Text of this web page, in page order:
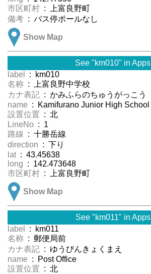
市区町村 : 上富良野町
備考 : バス停ポールなし
Show Map
See "km010" in Apps
label
: km010
名称 : 上富良野中学校
カナ表記 : かみふらのちゅうがっこう
name : Kamifurano Junior High School
設置位置 : 北
LineNo : 1
路線 : 十勝岳線
direction : 下り
lat : 43.45638
long : 142.473648
市区町村 : 上富良野町
Show Map
See "km011" in Apps
label
: km011
名称 : 郵便局前
カナ表記 : ゆうびんきょくまえ
name : Post Office
設置位置 : 北